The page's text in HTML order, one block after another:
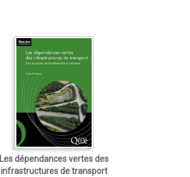
Les dépendances vertes des
infrastructures de transport